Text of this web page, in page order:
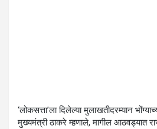
‘लोकसत्ता’ला दिलेल्या मुलाखतीदरम्यान
मुख्यमंत्री ठाकरे म्हणाले, मागील आठवड्यात